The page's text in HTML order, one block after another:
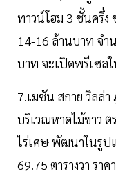
ทาวน์โฮม 3 ชั้นครึ่ง
14-16 ล้านบาท จำ
บาท จะเปิดพรีเซล
7.เมซัน สกาย วิลล่า
บริเวณหาดไม้ขาว
ไร่เศษ พัฒนาในรูป
69.75 ตารางวา รา